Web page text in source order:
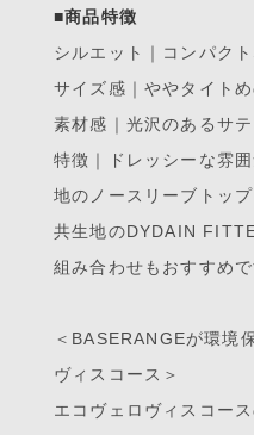
■商品特徴
シルエット｜コンパク
サイズ感｜ややタイト
素材感｜光沢のあるサテ
特徴｜ドレッシーな雰
地のノースリーブトップ
共生地のDYDAIN
組み合わせもおすすめで
＜BASERANGEが環境
ヴィスコース＞
エコヴェロヴィスコー